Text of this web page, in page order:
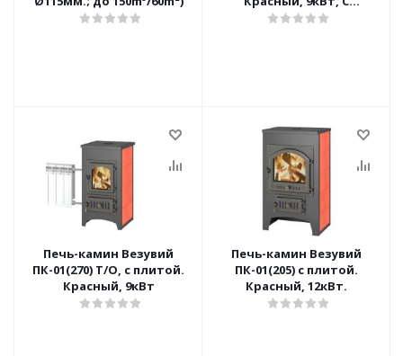
КОНФОРКОЙ
Печь-камин Везувий
ПК-01(270) Т/О, с плитой.
Красный, 9кВт
Печь-камин Везувий
ПК-01(205) с плитой.
Красный, 12кВт.